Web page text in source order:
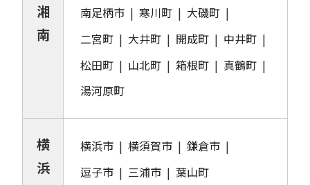
湘
南
南足柄市
寒川町
大磯町
二宮町
大井町 開成町
中井町
松田町
山北町 箱根町
真鶴町
湯河原町
横
浜
横浜市 横須賀市
鎌倉市
逗子市
三浦市 葉山町